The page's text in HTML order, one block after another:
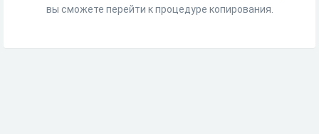
вы сможете перейти к процедуре копирования.